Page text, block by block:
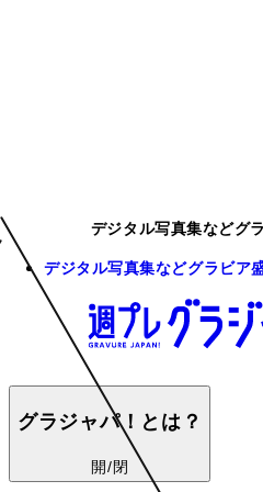
デジタル写真集などグ
デジタル写真集などグラビア
グラジャパ！とは？
開/閉